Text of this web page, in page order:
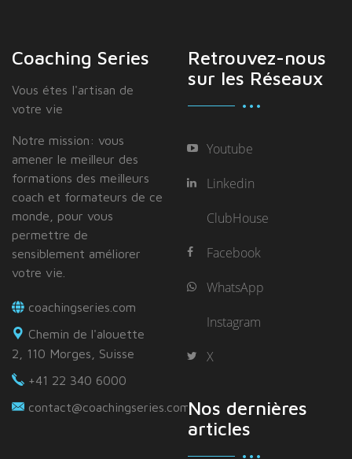
Coaching Series
Vous étes I'artisan de
votre vie
Notre mission: vous
amener le meilleur des
formations des meilleurs
coach et formateurs de ce
monde, pour vous
permettre de
sensiblement améliorer
votre vie.
coachingseries.com
Chemin de l'alouette
2, 110 Morges, Suisse
+41 22 340 6000
contact@coachingseries.com
Retrouvez-nous
sur les Réseaux
Youtube
Linkedin
ClubHouse
Facebook
WhatsApp
Instagram
X
Nos dernières
articles